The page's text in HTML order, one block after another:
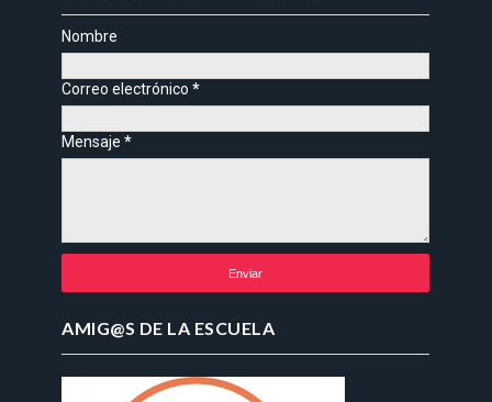
Nombre
Correo electrónico*
Mensaje*
AMIG@S DE LA ESCUELA